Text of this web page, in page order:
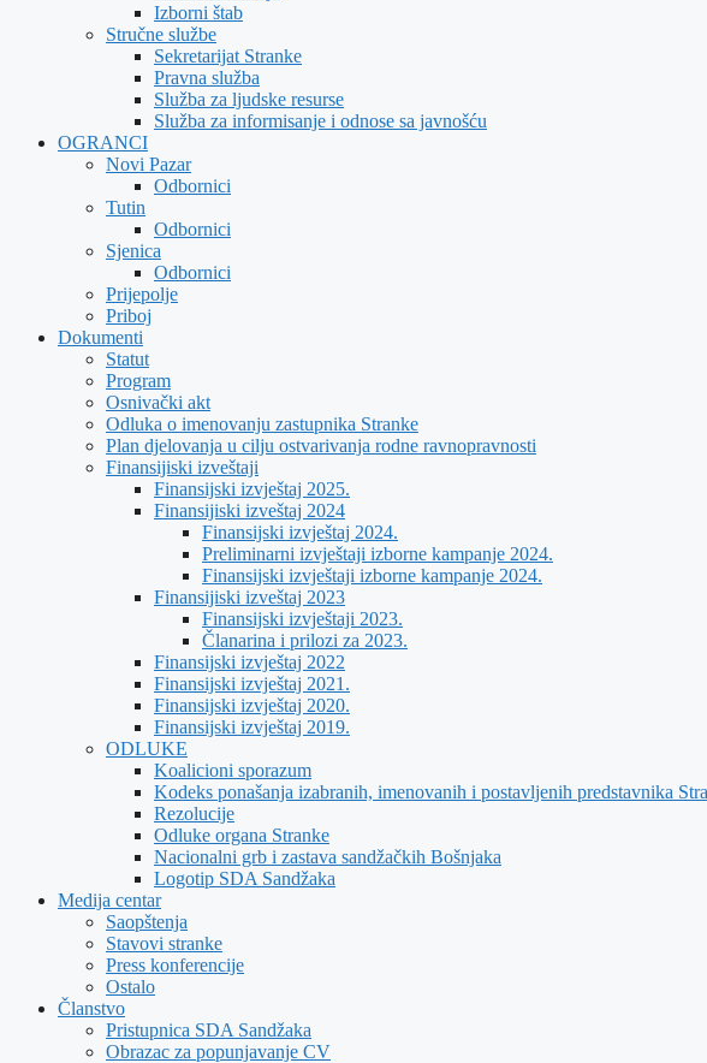
Izborni štab
Stručne službe
Sekretarijat Stranke
Pravna služba
Služba za ljudske resurse
Služba za informisanje i odnose sa javnošću
OGRANCI
Novi Pazar
Odbornici
Tutin
Odbornici
Sjenica
Odbornici
Prijepolje
Priboj
Dokumenti
Statut
Program
Osnivački akt
Odluka o imenovanju zastupnika Stranke
Plan djelovanja u cilju ostvarivanja rodne ravnopravnosti
Finansijiski izveštaji
Finansijski izvještaj 2025.
Finansijiski izveštaj 2024
Finansijski izvještaj 2024.
Preliminarni izvještaji izborne kampanje 2024.
Finansijski izvještaji izborne kampanje 2024.
Finansijiski izveštaj 2023
Finansijski izvještaji 2023.
Članarina i prilozi za 2023.
Finansijski izvještaj 2022
Finansijski izvještaj 2021.
Finansijski izvještaj 2020.
Finansijski izvještaj 2019.
ODLUKE
Koalicioni sporazum
Kodeks ponašanja izabranih, imenovanih i postavljenih predstavnika
Rezolucije
Odluke organa Stranke
Nacionalni grb i zastava sandžačkih Bošnjaka
Logotip SDA Sandžaka
Medija centar
Saopštenja
Stavovi stranke
Press konferencije
Ostalo
Članstvo
Pristupnica SDA Sandžaka
Obrazac za popunjavanje CV